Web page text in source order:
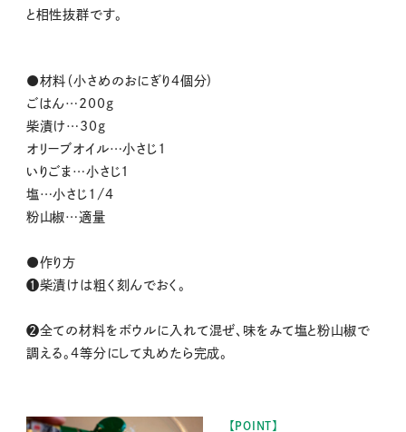
と相性抜群です。
●材料（小さめのおにぎり4個分)
ごはん…200g
柴漬け…30g
オリーブオイル…小さじ1
いりごま…小さじ1
塩…小さじ1/4
粉山椒…適量
●作り方
❶柴漬けは粗く刻んでおく。
❷全ての材料をボウルに入れて混ぜ、味をみて塩と粉山椒で
調える。4等分にして丸めたら完成。
【POINT】